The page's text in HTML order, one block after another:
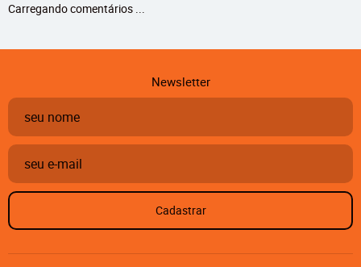
Carregando comentários ...
Newsletter
Cadastrar